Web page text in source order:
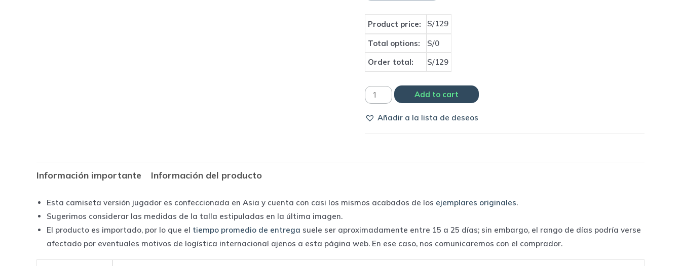
Product price: S/129
Total options:
S/0
Order total:
S/129
Camiseta
jugador
|
quantity
Add to cart
Añadir a la lista de deseos
Información importante Información del producto
Esta camiseta versión jugador es confeccionada en Asia y cuenta con casi los mismos acabados de los ejemplares originales.
Sugerimos considerar las medidas de la talla estipuladas en la última imagen.
El producto es importado, por lo que el tiempo promedio de entrega suele ser aproximadamente entre 15 a 25 días; sin embargo, el rango de días podría verse
afectado por eventuales motivos de logística internacional ajenos a esta página web. En ese caso, nos comunicaremos con el comprador.